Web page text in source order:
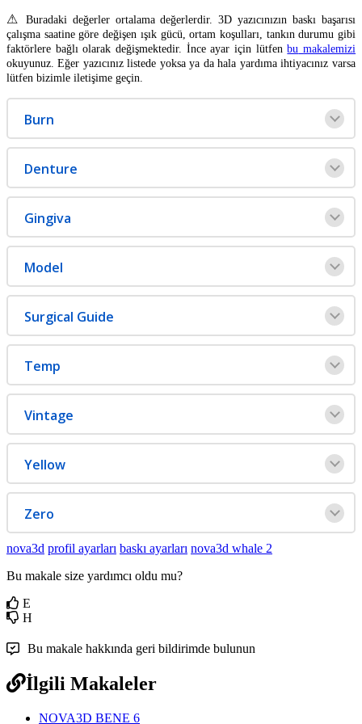
⚠ Buradaki değerler ortalama değerlerdir. 3D yazıcınızın baskı başarısı
çalışma saatine göre değişen ışık gücü ortam koşulları tankın durumu gibi
faktörlere bağlı olarak değişmektedir. İnce ayar için lütfen bu makalemizi
okuyunuz Eğer yazıcınız listede yoksa ya da hala yardıma ihtiyacınız varsa
lütfen bizimle iletişime geçin
Burn
Denture
Gingiva
Model
Surgical Guide
Temp
Vintage
Yellow
Zero
nova3d profil ayarları baskı ayarları nova3d whale 2
Bu makale size yardımcı oldu mu?
E
H
Bu makale hakkında geri bildirimde bulunun
İlgili Makaleler
NOVA3D BENE 6